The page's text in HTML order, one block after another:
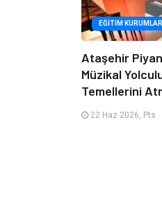
EĞITIM KURUMLARI
Ataşehir
Müzikal
Temellerini
22 Haz 2026, Pts